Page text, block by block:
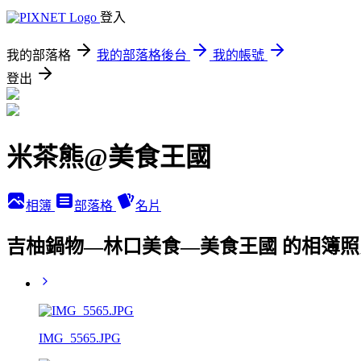
登入
我的部落格 我的部落格後台
我的帳號
登出
米茶熊@美食王國
相簿 部落格 名片
吉柚鍋物—林口美食—美食王國 的相簿
IMG_5565.JPG